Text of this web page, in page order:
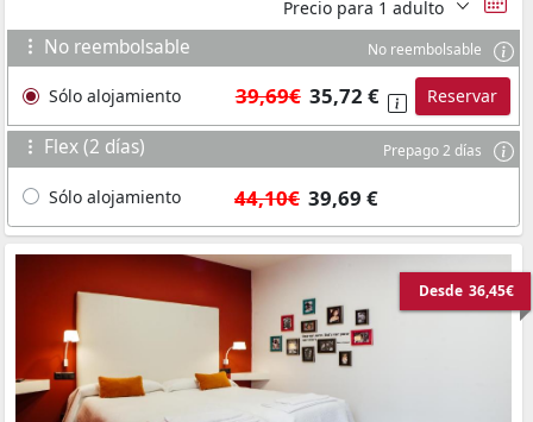
Precio para 1 adulto
No reembolsable No reembolsable
Sólo alojamiento 39,69€ 35,72 € Reservar
Flex (2 días) Prepago 2 días
Sólo alojamiento 44,10€ 39,69 €
Desde 36,45€